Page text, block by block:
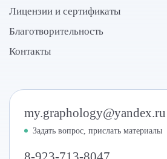
Лицензии и сертификаты
Благотворительность
Контакты
my.graphology@yandex.ru
Задать вопрос, прислать материалы